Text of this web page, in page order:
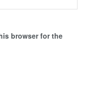
browser for the